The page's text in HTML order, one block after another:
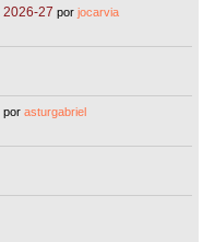
2026-27 porjocarvia
porasturgabriel